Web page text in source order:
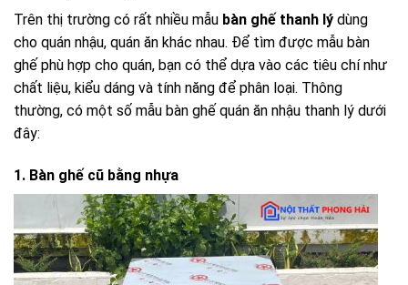
Trên thị trường có rất nhiều mẫu bàn ghế thanh lý dùng
cho quán nhậu, quán ăn khác nhau. Để tìm được mẫu bàn
ghế phù hợp cho quán, bạn có thể dựa vào các tiêu chí như
chất liệu, kiểu dáng và tính năng để phân loại. Thông
thường, có một số mẫu bàn ghế quán ăn nhậu thanh lý dưới
đây:
1. Bàn ghế cũ bằng nhựa